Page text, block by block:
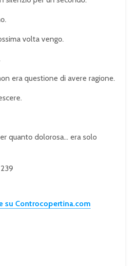
volta vengo.
era questione di avere ragione.
quanto dolorosa… era solo
239
su Controcopertina.com